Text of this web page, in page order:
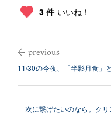
3 件 いいね！
11/30の今夜、「半影月食」
次に繋げたいのなら。ク